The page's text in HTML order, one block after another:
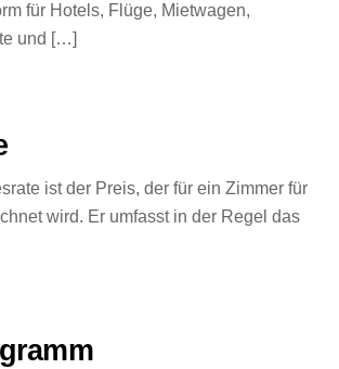
für Hotels, Flüge, Mietwagen,
und […]
ist der Preis, der für ein Zimmer für
wird. Er umfasst in der Regel das